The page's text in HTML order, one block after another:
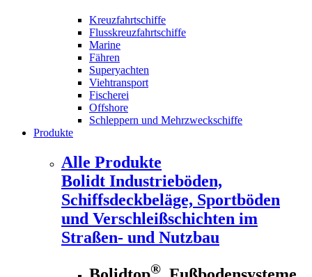
Kreuzfahrtschiffe
Flusskreuzfahrtschiffe
Marine
Fähren
Superyachten
Viehtransport
Fischerei
Offshore
Schleppern und Mehrzweckschiffe
Produkte
Alle Produkte
Bolidt Industrieböden,
Schiffsdeckbeläge, Sportböden
und Verschleißschichten im
Straßen- und Nutzbau
®